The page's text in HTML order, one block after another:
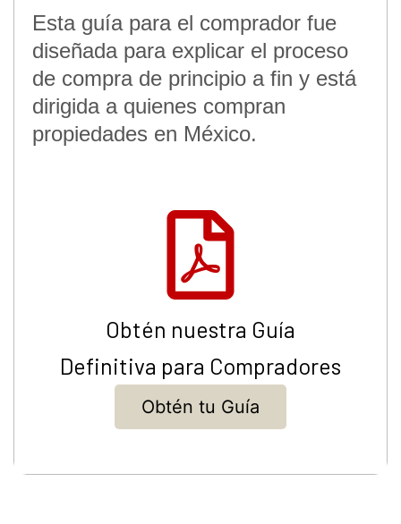
Esta guía para el comprador fue
diseñada para explicar el proceso
de compra de principio a fin y está
dirigida a quienes compran
propiedades en México.
Obtén nuestra Guía
Definitiva para Compradores
Obtén tu Guía